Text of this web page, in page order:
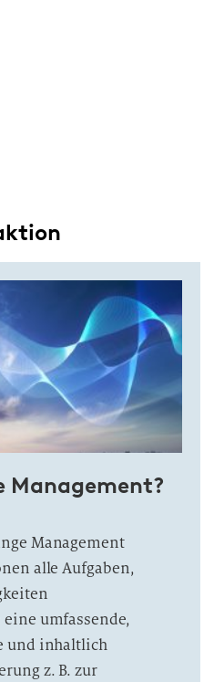
Management?
Management
alle Aufgaben,
umfassende,
und inhaltlich
z. B. zur